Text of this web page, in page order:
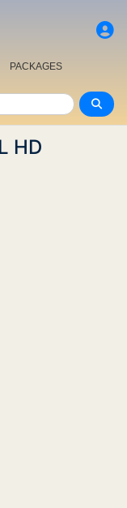
PACKAGES
HD